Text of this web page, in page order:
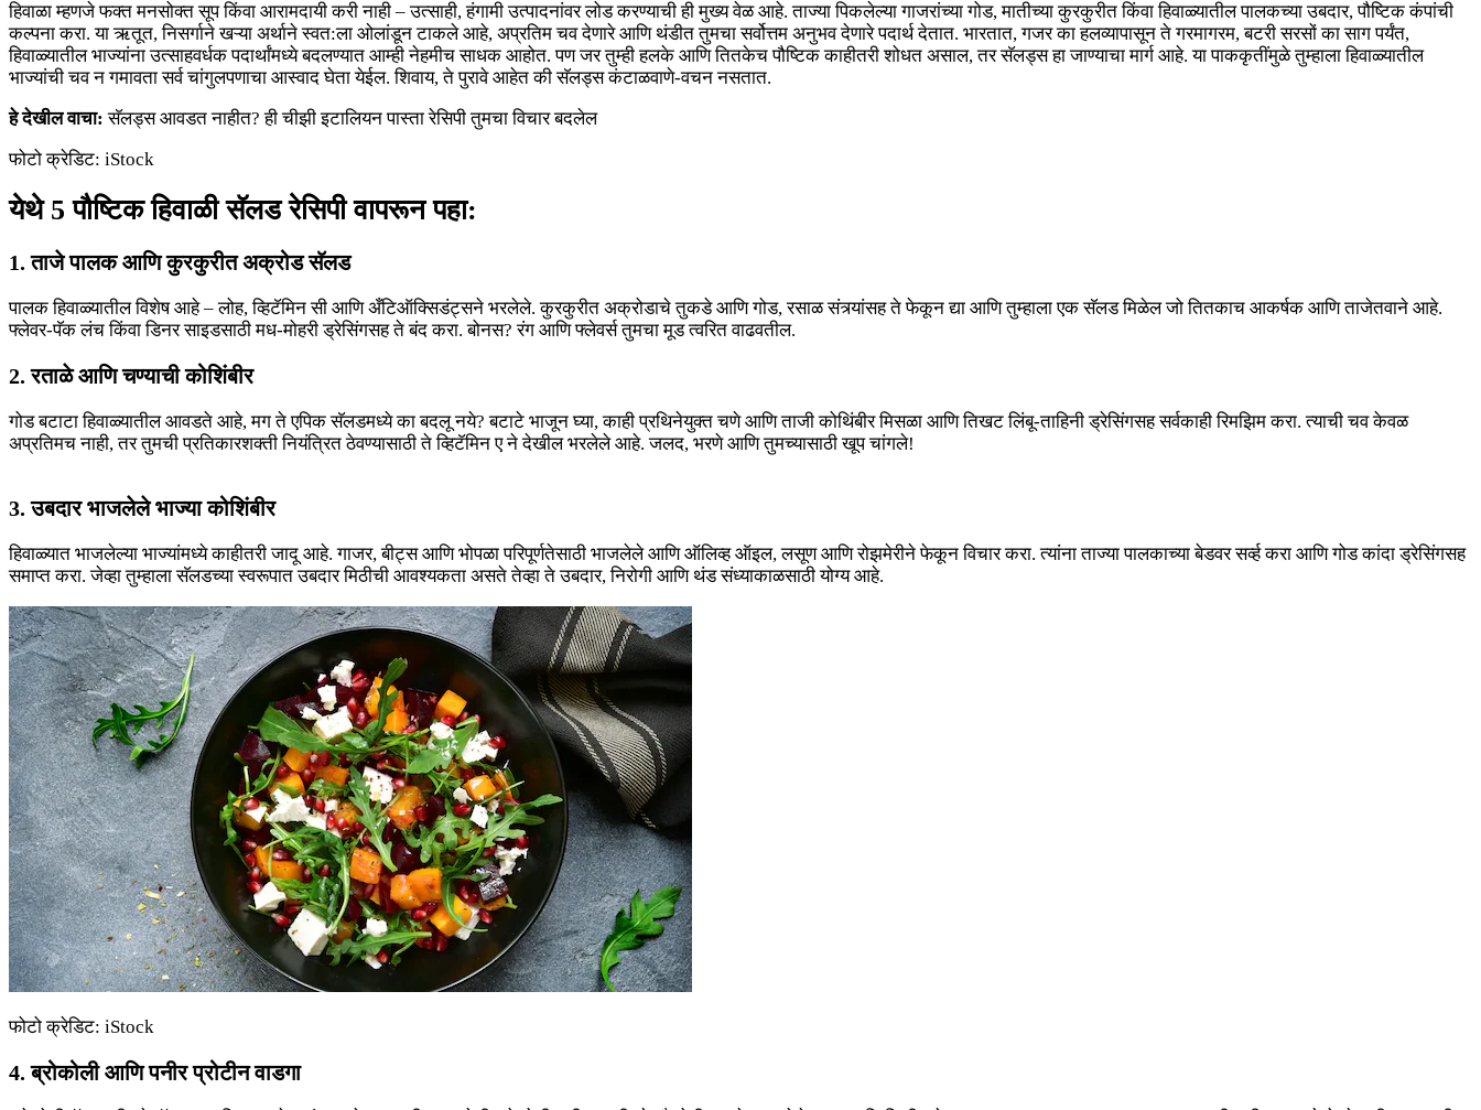
हिवाळा म्हणजे फक्त मनसोक्त सूप किंवा आरामदायी करी नाही – उत्साही, हंगामी उत्पादनांवर लोड करण्याची ही मुख्य वेळ आहे. ताज्या पिकलेल्या गाजरांच्या गोड, मातीच्या कुरकुरीत किंवा हिवाळ्यातील पालकच्या उबदार, पौष्टिक कंपांची
कल्पना करा. या ऋतूत, निसर्गाने खऱ्या अर्थाने स्वत:ला ओलांडून टाकले आहे, अप्रतिम चव देणारे आणि थंडीत तुमचा सर्वोत्तम अनुभव देणारे पदार्थ देतात. भारतात, गजर का हलव्यापासून ते गरमागरम, बटरी सरसों का साग पर्यंत,
हिवाळ्यातील भाज्यांना उत्साहवर्धक पदार्थांमध्ये बदलण्यात आम्ही नेहमीच साधक आहोत. पण जर तुम्ही हलके आणि तितकेच पौष्टिक काहीतरी शोधत असाल, तर सॅलड्स हा जाण्याचा मार्ग आहे. या पाककृतींमुळे तुम्हाला हिवाळ्यातील
भाज्यांची चव न गमावता सर्व चांगुलपणाचा आस्वाद घेता येईल. शिवाय, ते पुरावे आहेत की सॅलड्स कंटाळवाणे-वचन नसतात.
हे देखील वाचा: सॅलड्स आवडत नाहीत? ही चीझी इटालियन पास्ता रेसिपी तुमचा विचार बदलेल
फोटो क्रेडिट: iStock
येथे 5 पौष्टिक हिवाळी सॅलड रेसिपी वापरून पहा:
1. ताजे पालक आणि कुरकुरीत अक्रोड सॅलड
पालक हिवाळ्यातील विशेष आहे – लोह, व्हिटॅमिन सी आणि अँटिऑक्सिडंट्सने भरलेले. कुरकुरीत अक्रोडाचे तुकडे आणि गोड, रसाळ संत्र्यांसह ते फेकून द्या आणि तुम्हाला एक सॅलड मिळेल जो तितकाच आकर्षक आणि ताजेतवाने आहे.
फ्लेवर-पॅक लंच किंवा डिनर साइडसाठी मध-मोहरी ड्रेसिंगसह ते बंद करा. बोनस? रंग आणि फ्लेवर्स तुमचा मूड त्वरित वाढवतील.
2. रताळे आणि चण्याची कोशिंबीर
गोड बटाटा हिवाळ्यातील आवडते आहे, मग ते एपिक सॅलडमध्ये का बदलू नये? बटाटे भाजून घ्या, काही प्रथिनेयुक्त चणे आणि ताजी कोथिंबीर मिसळा आणि तिखट लिंबू-ताहिनी ड्रेसिंगसह सर्वकाही रिमझिम करा. त्याची चव केवळ
अप्रतिमच नाही, तर तुमची प्रतिकारशक्ती नियंत्रित ठेवण्यासाठी ते व्हिटॅमिन ए ने देखील भरलेले आहे. जलद, भरणे आणि तुमच्यासाठी खूप चांगले!
3. उबदार भाजलेले भाज्या कोशिंबीर
हिवाळ्यात भाजलेल्या भाज्यांमध्ये काहीतरी जादू आहे. गाजर, बीट्स आणि भोपळा परिपूर्णतेसाठी भाजलेले आणि ऑलिव्ह ऑइल, लसूण आणि रोझमेरीने फेकून विचार करा. त्यांना ताज्या पालकाच्या बेडवर सर्व्ह करा आणि गोड कांदा ड्रेसिंगसह
समाप्त करा. जेव्हा तुम्हाला सॅलडच्या स्वरूपात उबदार मिठीची आवश्यकता असते तेव्हा ते उबदार, निरोगी आणि थंड संध्याकाळसाठी योग्य आहे.
फोटो क्रेडिट: iStock
4. ब्रोकोली आणि पनीर प्रोटीन वाडगा